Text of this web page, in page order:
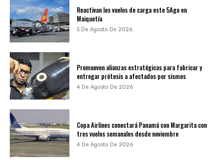
Reactivan los vuelos de carga este 5Ago en
Maiquetía
5 De Agosto De 2026
Promueven alianzas estratégicas para fabricar y
entregar prótesis a afectados por sismos
4 De Agosto De 2026
Copa Airlines conectará Panamá con Margarita con
tres vuelos semanales desde noviembre
4 De Agosto De 2026